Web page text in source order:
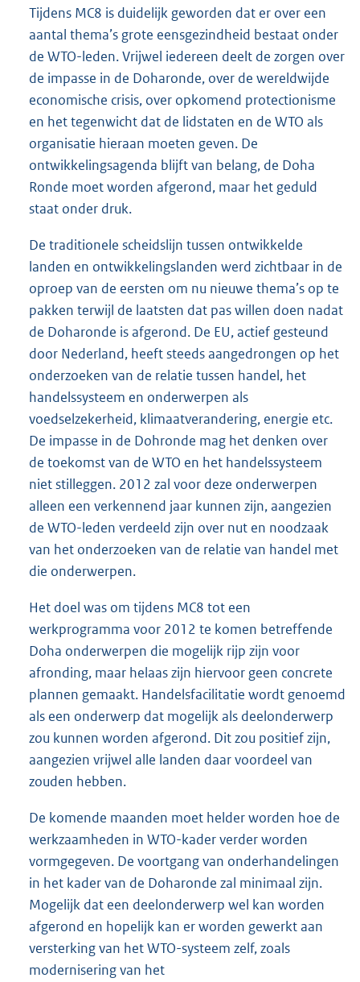
Tijdens MC8 is duidelijk geworden dat er over een
aantal thema’s grote eensgezindheid bestaat onder
de WTO-leden. Vrijwel iedereen deelt de zorgen over
de impasse in de Doharonde, over de wereldwijde
economische crisis, over opkomend protectionisme
en het tegenwicht dat de lidstaten en de WTO als
organisatie hieraan moeten geven. De
ontwikkelingsagenda blijft van belang, de Doha
Ronde moet worden afgerond, maar het geduld
staat onder druk.
De traditionele scheidslijn tussen ontwikkelde
landen en ontwikkelingslanden werd zichtbaar in de
oproep van de eersten om nu nieuwe thema’s op te
pakken terwijl de laatsten dat pas willen doen nadat
de Doharonde is afgerond. De EU, actief gesteund
door Nederland, heeft steeds aangedrongen op het
onderzoeken van de relatie tussen handel, het
handelssysteem en onderwerpen als
voedselzekerheid, klimaatverandering, energie etc.
De impasse in de Dohronde mag het denken over
de toekomst van de WTO en het handelssysteem
niet stilleggen. 2012 zal voor deze onderwerpen
alleen een verkennend jaar kunnen zijn, aangezien
de WTO-leden verdeeld zijn over nut en noodzaak
van het onderzoeken van de relatie van handel met
die onderwerpen.
Het doel was om tijdens MC8 tot een
werkprogramma voor 2012 te komen betreffende
Doha onderwerpen die mogelijk rijp zijn voor
afronding, maar helaas zijn hiervoor geen concrete
plannen gemaakt. Handelsfacilitatie wordt genoemd
als een onderwerp dat mogelijk als deelonderwerp
zou kunnen worden afgerond. Dit zou positief zijn,
aangezien vrijwel alle landen daar voordeel van
zouden hebben.
De komende maanden moet helder worden hoe de
werkzaamheden in WTO-kader verder worden
vormgegeven. De voortgang van onderhandelingen
in het kader van de Doharonde zal minimaal zijn.
Mogelijk dat een deelonderwerp wel kan worden
afgerond en hopelijk kan er worden gewerkt aan
versterking van het WTO-systeem zelf, zoals
modernisering van het